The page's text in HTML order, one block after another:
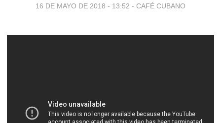
16 DE MAYO DE 2018 - 13:52 - CAFÉ CUBANO